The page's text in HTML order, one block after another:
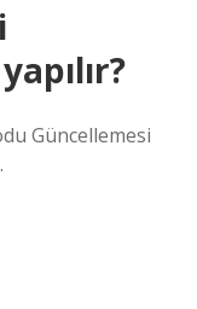
Güncellemesi